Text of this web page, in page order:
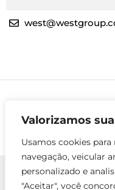
Valorizamos
Usamos cookies
navegação, veicular
personalizado e
"Aceitar", você